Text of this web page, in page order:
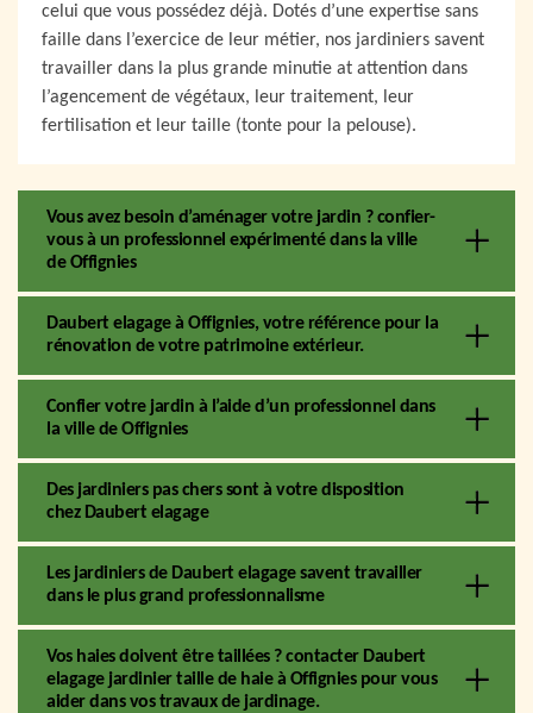
celui que vous possédez déjà. Dotés d’une expertise sans
faille dans l’exercice de leur métier, nos jardiniers savent
travailler dans la plus grande minutie at attention dans
l’agencement de végétaux, leur traitement, leur
fertilisation et leur taille (tonte pour la pelouse).
Vous avez besoin d’aménager votre jardin ? confier-
vous à un professionnel expérimenté dans la ville
de Offignies
Daubert elagage à Offignies, votre référence pour la
rénovation de votre patrimoine extérieur.
Confier votre jardin à l’aide d’un professionnel dans
la ville de Offignies
Des jardiniers pas chers sont à votre disposition
chez Daubert elagage
Les jardiniers de Daubert elagage savent travailler
dans le plus grand professionnalisme
Vos haies doivent être taillées ? contacter Daubert
elagage jardinier taille de haie à Offignies pour vous
aider dans vos travaux de jardinage.